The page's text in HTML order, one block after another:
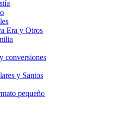
Era y Otros
conversiones
y Santos
pequeño